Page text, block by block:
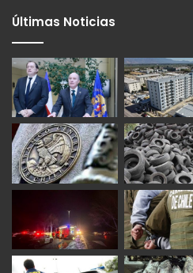
Últimas Noticias